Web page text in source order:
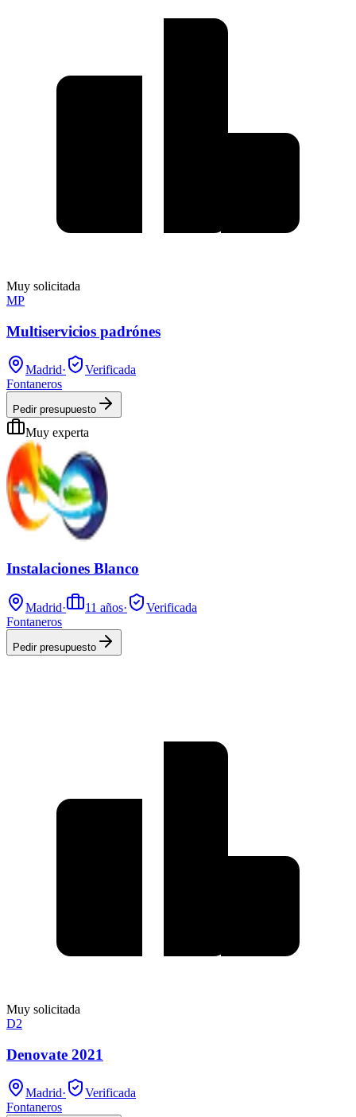
Muy solicitada
MP
Multiservicios padrónes
Madrid·
Verificada
Fontaneros
Pedir presupuesto
Muy experta
Instalaciones Blanco
Madrid· 11 años·
Verificada
Fontaneros
Pedir presupuesto
Muy solicitada
D2
Denovate 2021
Madrid·
Verificada
Fontaneros